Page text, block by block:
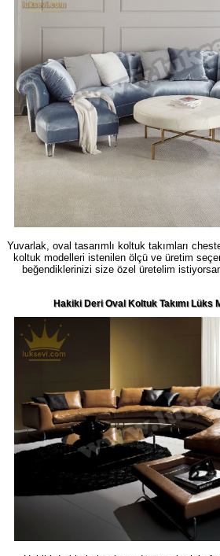
Yuvarlak, oval tasarımlı koltuk takımları
koltuk modelleri istenilen ölçü ve üretim
beğendiklerinizi size özel üretelim
Hakiki Deri Oval Koltuk Takımı Lüks